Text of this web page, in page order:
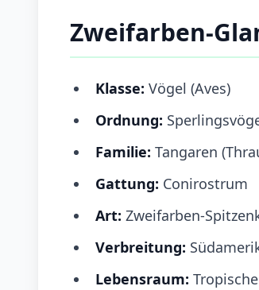
Zweifarben-
Klasse: Vögel (Aves)
Ordnung:
Familie: Tangaren
Gattung: Conirostrum
Art: Zweifarben-
Verbreitung:
Lebensraum: